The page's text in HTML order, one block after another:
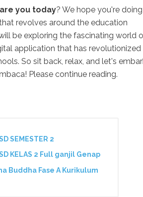
you today? We hope you're doing
revolves around the education
be exploring the fascinating world
application that has revolutionized
So sit back, relax, and let's
Please continue reading.
SEMESTER 2
SD KELAS 2 Full ganjil Genap
Buddha Fase A Kurikulum